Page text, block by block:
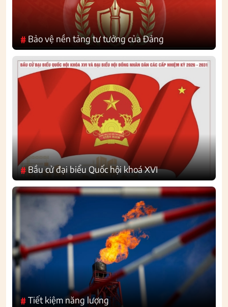
# Bảo vệ nền tảng tư tưởng của Đảng
#Bầu cử đại biểu Quốc hội khoá XVI
#Tiết kiệm năng lượng